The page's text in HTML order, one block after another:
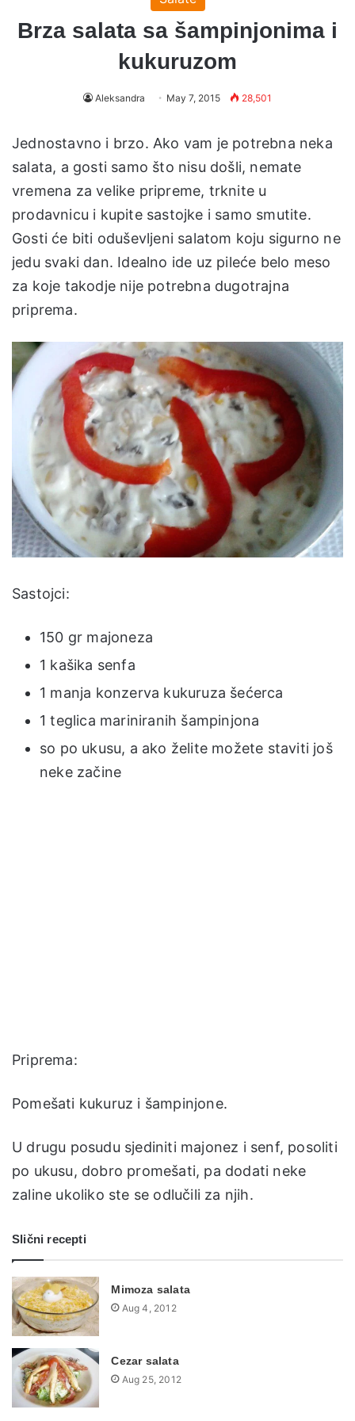
Brza salata sa šampinjonima i
kukuruzom
Aleksandra May 7, 2015 28,501
Jednostavno i brzo. Ako vam je potrebna neka
salata, a gosti samo što nisu došli, nemate
vremena za velike pripreme, trknite u
prodavnicu i kupite sastojke i samo smutite.
Gosti će biti oduševljeni salatom koju sigurno ne
jedu svaki dan. Idealno ide uz pileće belo meso
za koje takodje nije potrebna dugotrajna
priprema.
Sastojci:
150 gr majoneza
1 kašika senfa
1 manja konzerva kukuruza šećerca
1 teglica mariniranih šampinjona
so po ukusu, a ako želite možete staviti još
neke začine
Priprema:
Pomešati kukuruz i šampinjone.
U drugu posudu sjediniti majonez i senf, posoliti
po ukusu, dobro promešati, pa dodati neke
zaline ukoliko ste se odlučili za njih.
Slični recepti
Mimoza salata
Aug 4, 2012
Cezar salata
Aug 25, 2012